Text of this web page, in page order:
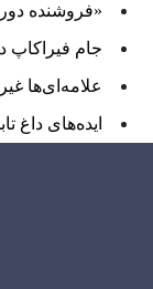
«فروشنده
جام فیراکاپ
علامه‌ای‌ها
ایده‌های داغ